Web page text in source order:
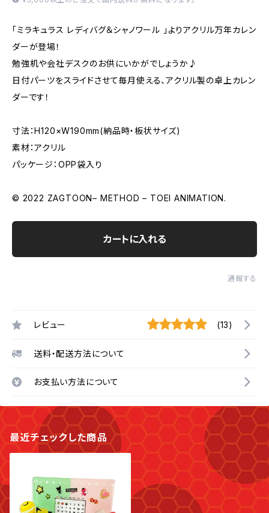
「ミラキュラス レディバグ＆シャノワール 」よりアクリル万年カレン
ダーが登場！
勉強机や会社デスクのお供にいかがでしょうか♪
日付パーツをスライドさせて毎月使える、アクリル製の卓上カレン
ダーです！
寸法：H120×W190mm(納品時・板状サイズ)
素材：アクリル
パッケージ：OPP袋入り
© 2022 ZAGTOON– METHOD – TOEI ANIMATION.
カートに入れる
通報する
レビュー (13)
送料・配送方法について
お支払い方法について
最近チェックした商品